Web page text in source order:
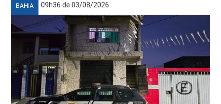
BAHIA 09h36 de 03/08/2026